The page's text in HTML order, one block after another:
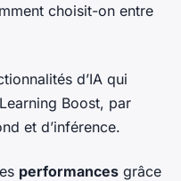
choisit-on entre
d’IA qui
Boost, par
et d’inférence.
performances grâce